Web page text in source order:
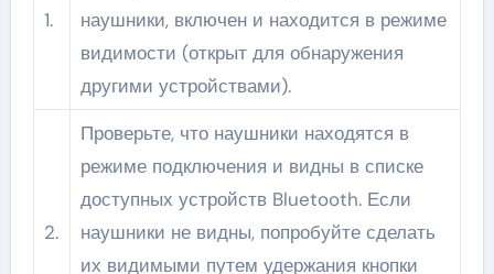
1.
наушники, включен и находится в режиме
видимости (открыт для обнаружения
другими устройствами).
2.
Проверьте, что наушники находятся в
режиме подключения и видны в списке
доступных устройств Bluetooth. Если
наушники не видны, попробуйте сделать
их видимыми путем удержания кнопки